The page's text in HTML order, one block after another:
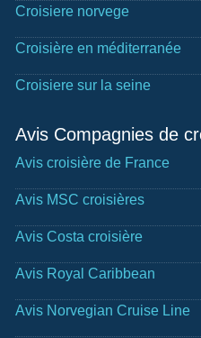
Croisiere norvege
Croisière en méditerranée
Croisiere sur la seine
Avis Compagnies de
Avis croisière de France
Avis MSC croisières
Avis Costa croisière
Avis Royal Caribbean
Avis Norvegian Cruise Line